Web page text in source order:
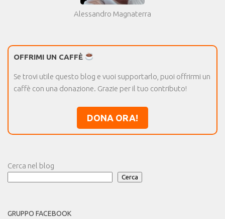
Alessandro Magnaterra
OFFRIMI UN CAFFÈ
Se trovi utile questo blog e vuoi supportarlo, puoi offrirmi un
caffè con una donazione. Grazie per il tuo contributo!
DONA ORA!
Cerca nel blog
Cerca
GRUPPO FACEBOOK